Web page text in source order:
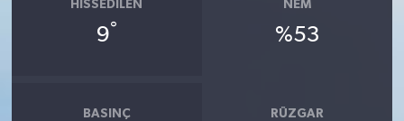
HISSEDILEN
9°
NEM
%53
BASINÇ RÜZGAR